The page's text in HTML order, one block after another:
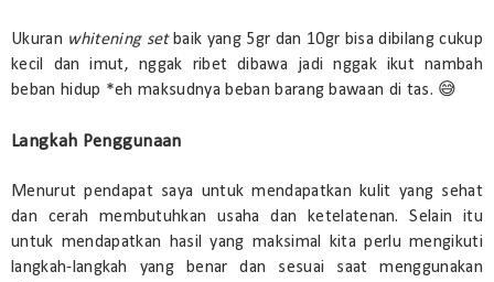
Ukuran whitening setbaik yang 5gr dan 10gr bisa dibilang cukup
kecil dan imut, nggak ribet dibawa jadi nggak ikut nambah
beban hidup *eh maksudnya beban barang bawaan di tas. 😅
Langkah Penggunaan
Menurut pendapat saya untuk mendapatkan kulit yang sehat
dan cerah membutuhkan usaha dan ketelatenan. Selain itu
untuk mendapatkan hasil yang maksimal kita perlu mengikuti
langkah-langkah yang benar dan sesuai saat menggunakan